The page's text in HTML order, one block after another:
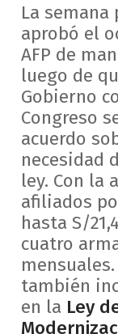
La semana
aprobó el
AFP de
luego de
Gobierno
Congreso
acuerdo
necesidad
ley. Con la
afiliados
hasta S/
cuatro
también
en la Ley